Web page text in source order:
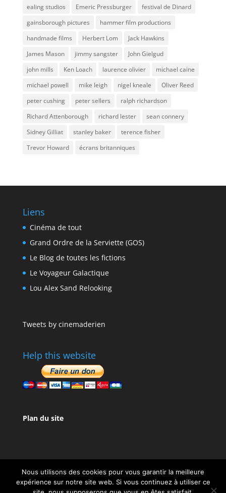
ealing studios
Emeric Pressburger
festival de Dinard
gainsborough pictures
hammer film productions
handmade films
Herbert Lom
Jack Hawkins
James Mason
jimmy sangster
John Gielgud
john mills
Ken Loach laurence olivier
michael caine
michael powell
mike leigh nigel kneale
Oliver Reed
peter cushing
peter sellers
ralph richardson
Richard Attenborough
richard lester
sean connery
Sidney Gilliat
stanley baker
terence fisher
Trevor Howard
écrans britanniques
Liens
Cinéma de tout
Grand Ordre de la Serviette (GOS)
Le Blog de toutes les fictions
Le Voyageur Galactique
Lou Alex Sand Relooking
Tweets by cinemaderien
Help this website
Plan du site
Nous utilisons des cookies pour vous garantir la meilleure
expérience sur notre site web. Si vous continuez à utiliser ce